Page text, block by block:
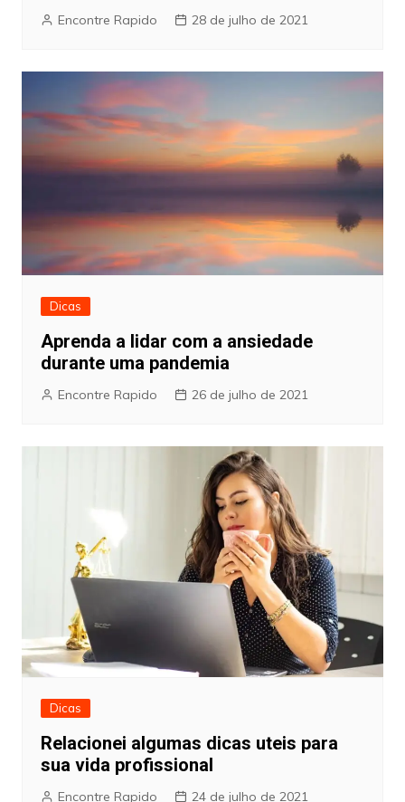
Encontre Rapido 28 de julho de 2021
Dicas
Aprenda a lidar com a ansiedade
durante uma pandemia
Encontre Rapido 26 de julho de 2021
Dicas
Relacionei algumas dicas uteis para
sua vida profissional
Encontre Rapido 24 de julho de 2021